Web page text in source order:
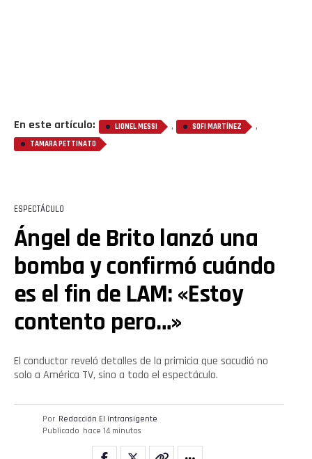
En este artículo: LIONEL MESSI , SOFI MARTÍNEZ ,
TAMARA PETTINATO
ESPECTÁCULO
Ángel de Brito lanzó una
bomba y confirmó cuándo
es el fin de LAM: «Estoy
contento pero…»
El conductor reveló detalles de la primicia que sacudió no
solo a América TV, sino a todo el espectáculo.
Por Redacción El intransigente
Publicado hace 14 minutos
Flipboard
Reddit
Pinterest
Whatsapp
Email